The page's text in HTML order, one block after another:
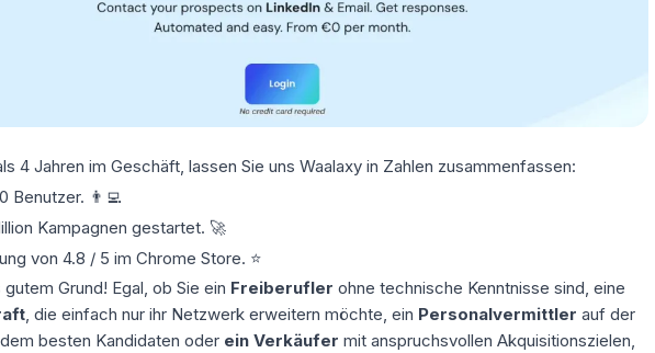
4 Jahren im Geschäft, lassen Sie uns Waalaxy in Zahlen zusammenfassen:
Benutzer. 👨‍💻
Kampagnen gestartet. 🚀
von 4.8 / 5 im Chrome Store. ⭐️
Grund! Egal, ob Sie ein Freiberufler ohne technische Kenntnisse sind, eine
, die einfach nur ihr Netzwerk erweitern möchte, ein Personalvermittler auf der
besten Kandidaten oder ein Verkäufer mit anspruchsvollen Akquisitionszielen,